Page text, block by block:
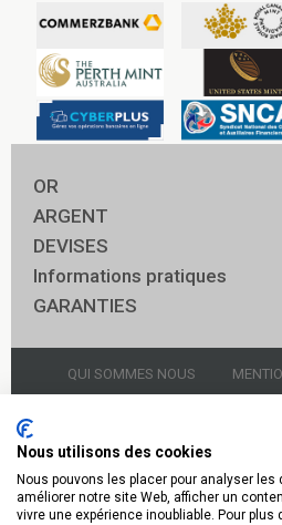
OR
ARGENT
DEVISES
Informations pratiques
GARANTIES
QUI SOMMES NOUS
© 2021 Godot & Fils
Or Argent 14 rue soufflot 75005 Paris
Nous utilisons des cookies
Nous pouvons les placer pour analyser
améliorer notre site Web, afficher un
vivre une expérience inoubliable. Pour